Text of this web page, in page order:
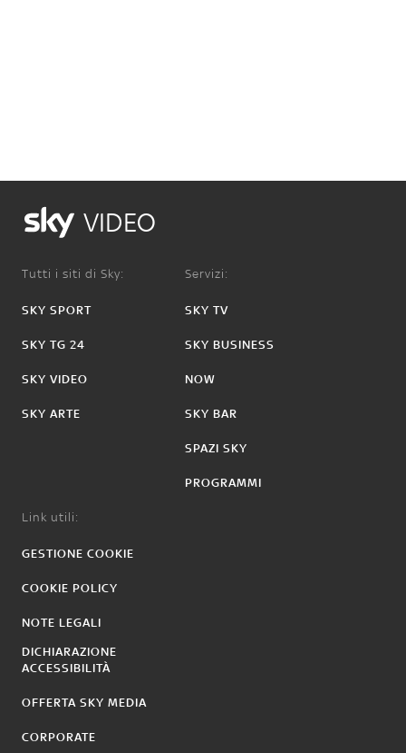
VIDEO
Tutti i siti di Sky:
SKY SPORT
SKY TG 24
SKY VIDEO
SKY ARTE
Servizi:
SKY TV
SKY BUSINESS
NOW
SKY BAR
SPAZI SKY
PROGRAMMI
Link utili:
GESTIONE COOKIE
COOKIE POLICY
NOTE LEGALI
DICHIARAZIONE
ACCESSIBILITÀ
OFFERTA SKY MEDIA
CORPORATE